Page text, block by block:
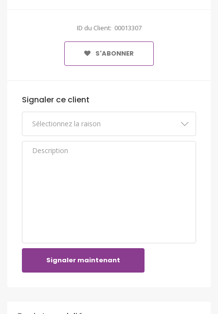
ID du Client: 00013307
S'ABONNER
Signaler ce client
Signaler maintenant